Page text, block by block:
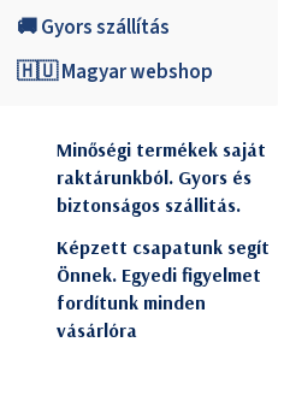
🚚 Gyors szállítás
🇭🇺 Magyar webshop
Minőségi termékek saját
raktárunkból. Gyors és
biztonságos szállitás.
Képzett csapatunk segít
Önnek. Egyedi figyelmet
fordítunk minden
vásárlóra